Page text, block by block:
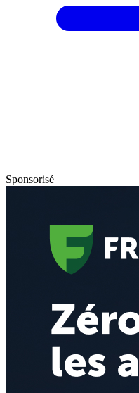
Sponsorisé